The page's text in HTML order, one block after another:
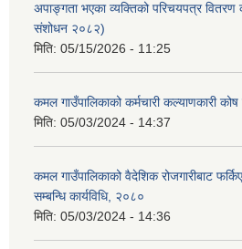
अपाङ्गता भएका व्यक्तिको परिचयपत्र वितरण
संशोधन २०८२)
मिति: 05/15/2026 - 11:25
कमल गाउँपालिकाको कर्मचारी कल्याणकारी
मिति: 05/03/2024 - 14:37
कमल गाउँपालिकाको वैदेशिक रोजगारीबाट
सम्बन्धि कार्यविधि, २०८०
मिति: 05/03/2024 - 14:36